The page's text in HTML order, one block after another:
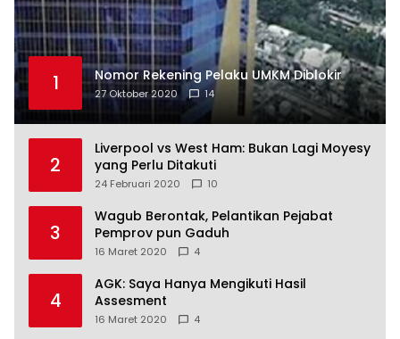
1 Nomor Rekening Pelaku UMKM Diblokir
27 Oktober 2020 14
2
Liverpool vs West Ham: Bukan Lagi Moyesy
yang Perlu Ditakuti
24 Februari 2020 10
3
Wagub Berontak, Pelantikan Pejabat
Pemprov pun Gaduh
16 Maret 2020 4
4
AGK: Saya Hanya Mengikuti Hasil
Assesment
16 Maret 2020 4